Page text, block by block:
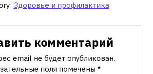
Здоровье и профилактика
комментарий
email не будет опубликован.
поля помечены *